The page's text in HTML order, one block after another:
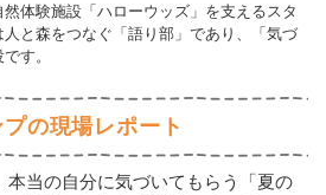
体験施設「ハローウッズ」を支えるスタ
と森をつなぐ「語り部」であり、「気づ
す。
の現場レポート
本当の自分に気づいてもらう「夏の